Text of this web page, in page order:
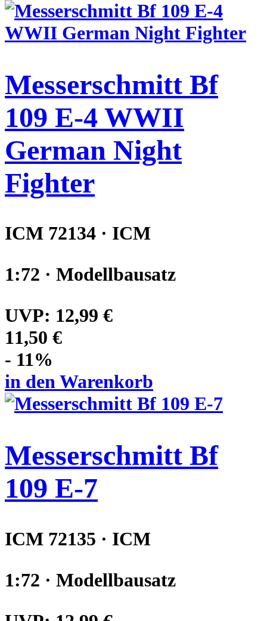
Messerschmitt Bf
109 E-4 WWII
German Night
Fighter
ICM 72134 · ICM
1:72 · Modellbausatz
UVP: 12,99 €
11,50 €
- 11%
in den Warenkorb
Messerschmitt Bf
109 E-7
ICM 72135 · ICM
1:72 · Modellbausatz